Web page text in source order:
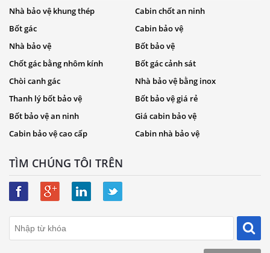
Nhà bảo vệ khung thép
Cabin chốt an ninh
Bốt gác
Cabin bảo vệ
Nhà bảo vệ
Bốt bảo vệ
Chốt gác bằng nhôm kính
Bốt gác cảnh sát
Chòi canh gác
Nhà bảo vệ bằng inox
Thanh lý bốt bảo vệ
Bốt bảo vệ giá rẻ
Bốt bảo vệ an ninh
Giá cabin bảo vệ
Cabin bảo vệ cao cấp
Cabin nhà bảo vệ
TÌM CHÚNG TÔI TRÊN